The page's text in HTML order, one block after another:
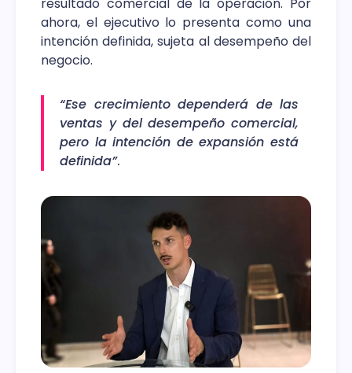
resultado comercial de la operación. Por
ahora, el ejecutivo lo presenta como una
intención definida, sujeta al desempeño del
negocio.
“Ese crecimiento dependerá de las
ventas y del desempeño comercial,
pero la intención de expansión está
definida”.